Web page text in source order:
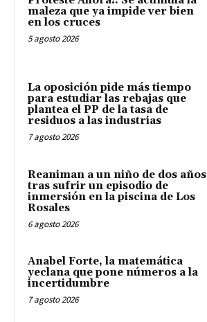
maleza que ya impide ver bien
en los cruces
5 agosto 2026
La oposición pide más tiempo
para estudiar las rebajas que
plantea el PP de la tasa de
residuos a las industrias
7 agosto 2026
Reaniman a un niño de dos años
tras sufrir un episodio de
inmersión en la piscina de Los
Rosales
6 agosto 2026
Anabel Forte, la matemática
yeclana que pone números a la
incertidumbre
7 agosto 2026